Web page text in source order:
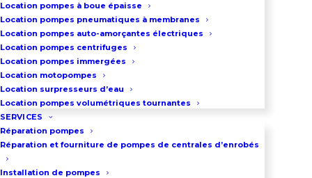
Location pompes à boue épaisse
Location pompes pneumatiques à membranes
Location pompes auto-amorçantes électriques
Location pompes centrifuges
Location pompes immergées
Location motopompes
Location surpresseurs d’eau
Location pompes volumétriques tournantes
SERVICES
Réparation pompes
Réparation et fourniture de pompes de centrales d’enrobés
Installation de pompes